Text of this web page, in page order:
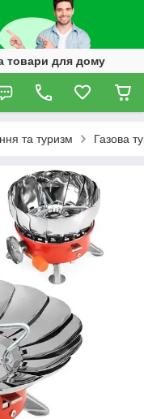
товари для дому
та туризм Газова